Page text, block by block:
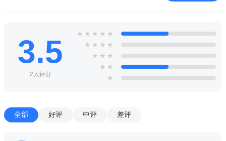
平道的直播以及一总以娱乐，新闻纪实，电视剧，电影，MV为主
的内容点播体系。支持在线直播和点播电视节目，视频连接速度
良好，资源丰富。
芒果tv国际版怎么离线缓存视频
涵盖精选、综艺、电视剧、电影等分类。
3.5
2人评分
★ ★ ★ ★ ★
★ ★ ★ ★
★ ★ ★
★ ★
★
全部 好评 中评 差评